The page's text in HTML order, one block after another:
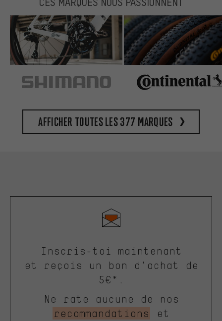
Afficher toutes les 377 marques
Inscris-toi maintenant
et reçois un bon d'achat de
5€*.
Ne rate aucune de nos
recommandations
et